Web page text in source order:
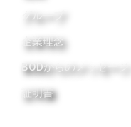
グループ
企業理念
BODからのメッセージ
証明書